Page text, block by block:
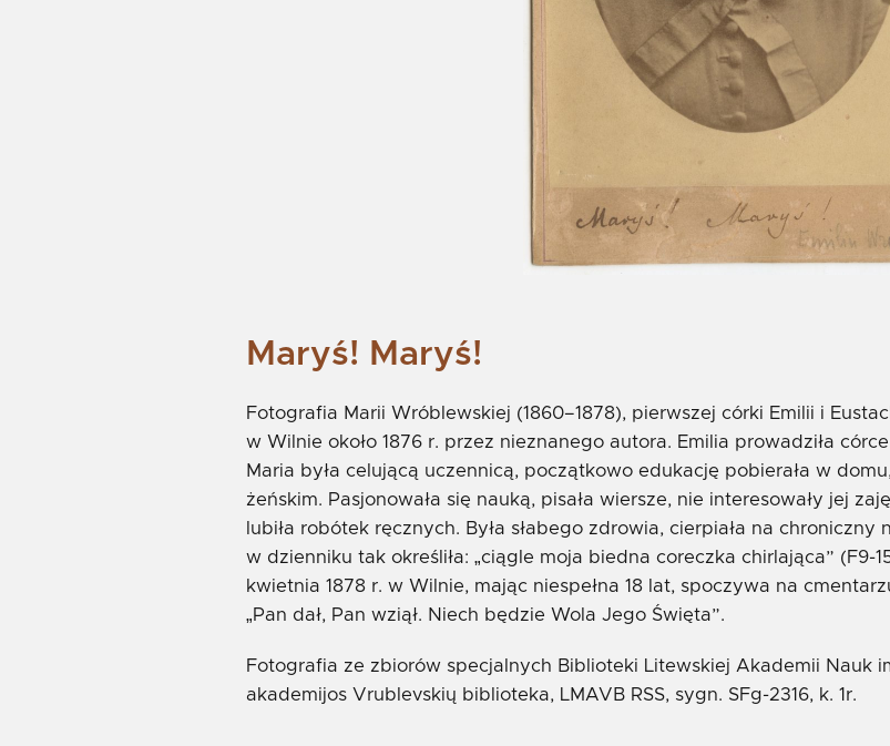
Maryś! Maryś!
Fotografia Marii Wróblewskiej (1860–1878), pierwszej córki Emilii i
w Wilnie około 1876 r. przez nieznanego autora. Emilia prowadziła
Maria była celującą uczennicą, początkowo edukację pobierała w
żeńskim. Pasjonowała się nauką, pisała wiersze, nie interesowały jej
lubiła robótek ręcznych. Była słabego zdrowia, cierpiała na
w dzienniku tak określiła: „ciągle moja biedna coreczka chirlająca” (F9-
kwietnia 1878 r. w Wilnie, mając niespełna 18 lat, spoczywa na
„Pan dał, Pan wziął. Niech będzie Wola Jego Święta”.
Fotografia ze zbiorów specjalnych Biblioteki Litewskiej Akademii Nauk
akademijos Vrublevskių biblioteka, LMAVB RSS, sygn. SFg-2316, k. 1r.